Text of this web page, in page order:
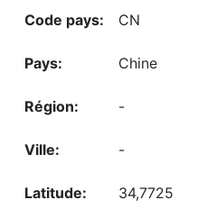
CN
Chine
-
-
34,7725